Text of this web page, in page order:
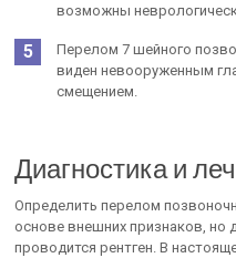
возможны
Перелом 7 шейного
виден невооруженным
смещением.
Диагностика и
Определить перелом
основе внешних признаков, но
проводится рентген. В